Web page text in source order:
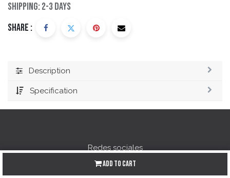
Add to Cart
Shipping: 2-3 Days
Share :
Description
Specification
Redes sociales
Instagram